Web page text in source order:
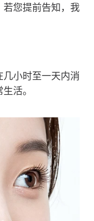
您提前告知，我
小时至一天内消
活。